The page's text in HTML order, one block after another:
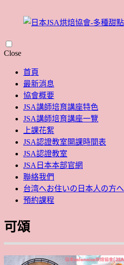
CloseSkip
content
首頁
最新消息
協會概要
JSA講師培育講座特色
JSA講師培育講座一覽
上課花絮
JSA認證教室開課時間表
JSA認證教室
JSA日本本部官網
聯絡我們
台湾へお住いの日本人の方へ
預約課程
可頌